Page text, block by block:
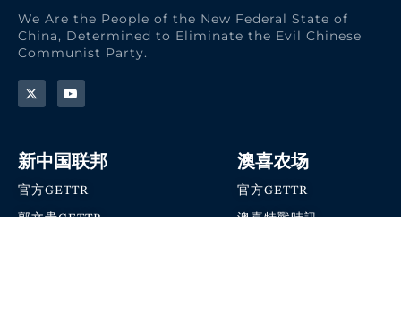
We Are the People of the New Federal State of
China, Determined to Eliminate the Evil Chinese
Communist Party.
新中国联邦
官方GETTR
郭文贵GETTR
澳喜农场
官方GETTR
澳喜特戰時訊